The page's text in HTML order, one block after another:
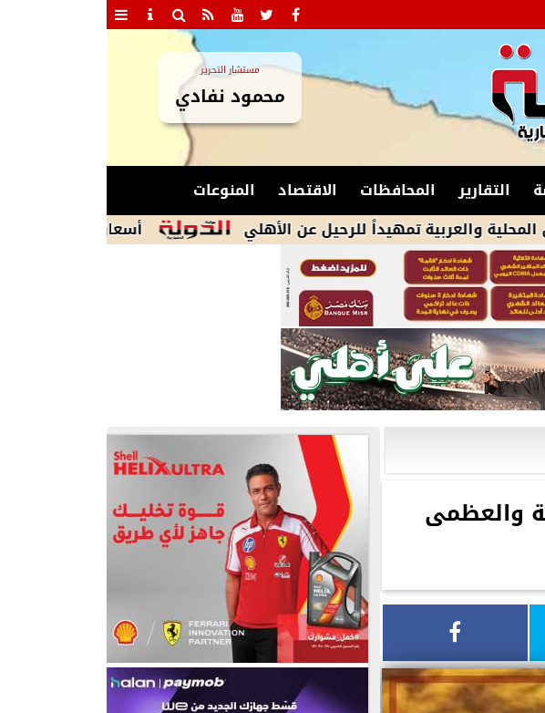
مستشار التحرير
محمود نفادي
التقارير المحافظات الاقتصاد
المنوعات
أسعار الذهب فى قطر تستقر مع
تمهيداً للرحيل عن الأهلي
والعظمى